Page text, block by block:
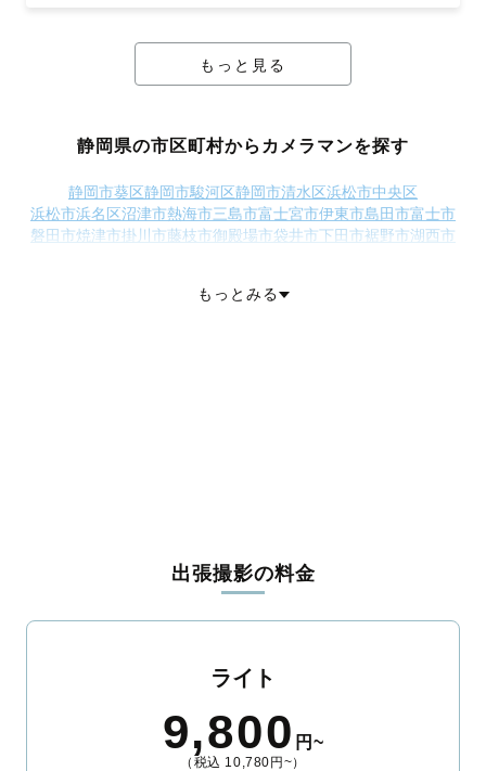
もっと見る
静岡県の市区町村からカメラマンを探す
静岡市葵区静岡市駿河区静岡市清水区浜松市中央区
浜松市浜名区沼津市熱海市三島市富士宮市伊東市島田市富士市
磐田市焼津市掛川市藤枝市御殿場市袋井市下田市裾野市湖西市
駿東郡清水町 駿東郡長泉町
もっとみる
出張撮影の料金
ライト
9,800 円~
（税込 10,780円~）